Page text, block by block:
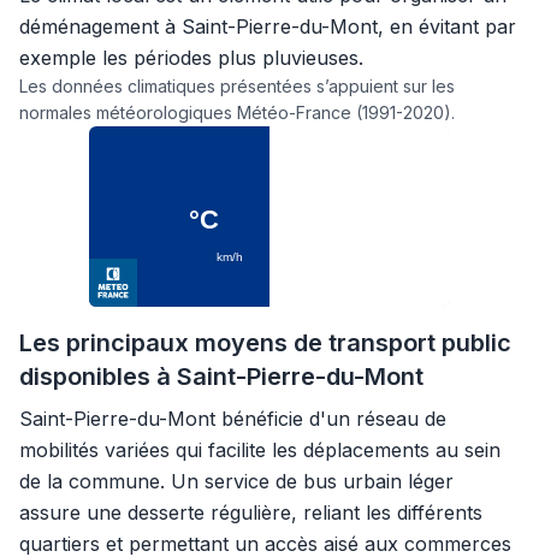
déménagement à Saint-Pierre-du-Mont, en évitant par
exemple les périodes plus pluvieuses.
Les données climatiques présentées s’appuient sur les
normales météorologiques Météo-France (1991-2020).
Les principaux moyens de transport public
disponibles à Saint-Pierre-du-Mont
Saint-Pierre-du-Mont bénéficie d'un réseau de
mobilités variées qui facilite les déplacements au sein
de la commune. Un service de bus urbain léger
assure une desserte régulière, reliant les différents
quartiers et permettant un accès aisé aux commerces